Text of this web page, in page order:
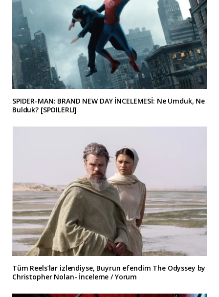
SPIDER-MAN: BRAND NEW DAY İNCELEMESİ: Ne Umduk, Ne
Bulduk? [SPOILERLI]
Tüm Reels’lar izlendiyse, Buyrun efendim The Odyssey by
Christopher Nolan- İnceleme / Yorum